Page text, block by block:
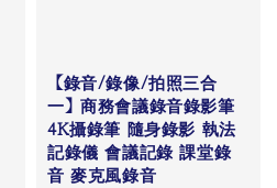
【錄音/錄像/拍照三合
一】商務會議錄音錄影筆
4K攝錄筆 隨身錄影 執法
記錄儀 會議記錄 課堂錄
音 麥克風錄音